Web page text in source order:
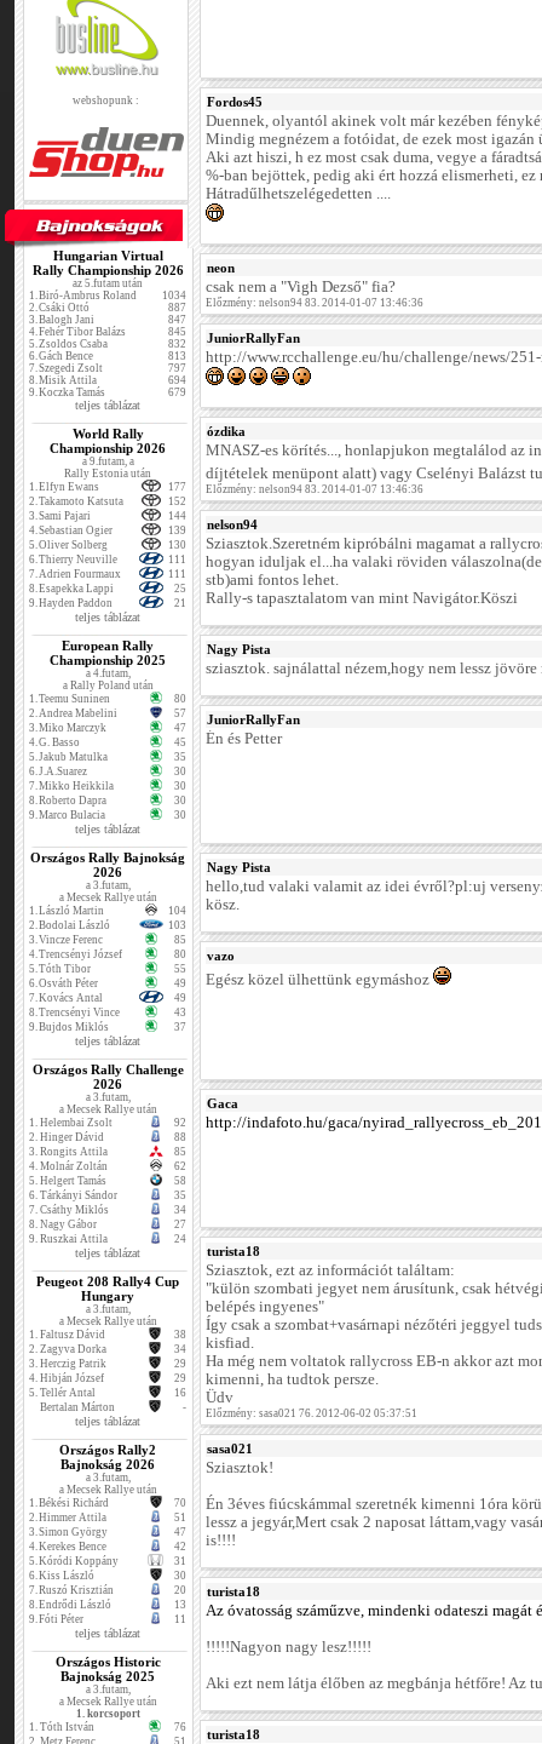
webshopunk :
Hungarian Virtual
Rally Championship 2026
az 5.futam után
1.Biró-Ambrus Roland
1034
2.Csáki Ottó
887
3.Balogh Jani
847
4.Fehér Tibor Balázs
845
5.Zsoldos Csaba
832
6.Gách Bence
813
7.Szegedi Zsolt
797
8.Misik Attila
694
9.Koczka Tamás 679
teljes táblázat
World Rally
Championship 2026
a 9.futam, a
Rally Estonia után
1.Elfyn Ewans
177
2.Takamoto Katsuta
152
3.Sami Pajari
144
4.Sebastian Ogier
139
5.Oliver Solberg
130
6.Thierry Neuville
111
7.Adrien Fourmaux
111
8.Esapekka Lappi
25
9.Hayden Paddon 21
teljes táblázat
European Rally
Championship 2025
a 4.futam,
a Rally Poland után
1.Teemu Suninen
80
2.Andrea Mabelini
57
3.Miko Marczyk
47
4.G. Basso
45
5.Jakub Matulka
35
6.J.A.Suarez
30
7.Mikko Heikkila
30
8.Roberto Dapra
30
9.Marco Bulacia 30
teljes táblázat
Országos Rally Bajnokság
2026
a 3.futam,
a Mecsek Rallye után
1.László Martin
104
2.Bodolai László
103
3.Vincze Ferenc
85
4.Trencsényi József
80
5.Tóth Tibor
55
6.Osváth Péter
49
7.Kovács Antal
49
8.Trencsényi Vince
43
9.Bujdos Miklós 37
teljes táblázat
Országos Rally Challenge
2026
a 3.futam,
a Mecsek Rallye után
1. Helembai Zsolt
92
2. Hinger Dávid
88
3. Rongits Attila
85
4. Molnár Zoltán
62
5. Helgert Tamás
58
6. Tárkányi Sándor
35
7. Csáthy Miklós
34
8. Nagy Gábor
27
9. Ruszkai Attila 24
teljes táblázat
Peugeot 208 Rally4 Cup
Hungary
a 3.futam,
a Mecsek Rallye után
1. Faltusz Dávid
38
2. Zagyva Dorka
34
3. Herczig Patrik
29
4. Hibján József
29
5. Tellér Antal
16
Bertalan Márton
-
teljes táblázat
Országos Rally2
Bajnokság 2026
a 3.futam,
a Mecsek Rallye után
1.Békési Richárd
70
2.Himmer Attila
51
3.Simon György
47
4.Kerekes Bence
42
5.Kóródi Koppány
31
6.Kiss László
30
7.Ruszó Krisztián
20
8.Endrődi László
13
9.Fóti Péter 11
teljes táblázat
Országos Historic
Bajnokság 2025
a 3.futam,
a Mecsek Rallye után
1. korcsoport
1. Tóth István
76
2. Metz Ferenc 51
Fordos45
Duennek, olyantól akinek volt már kezében
Mindig megnézem a fotóidat, de ezek most igazán
Aki azt hiszi, h ez most csak duma, vegye a
%-ban bejöttek, pedig aki ért hozzá elismerheti, ez
Hátradűlhetszelégedetten ....
neon
csak nem a "Vigh Dezső" fia?
Előzmény: nelson94 83. 2014-01-07 13:46:36
JuniorRallyFan
http://www.rcchallenge.eu/hu/challenge/news/
ózdika
MNASZ-es körítés..., honlapjukon megtalálod az
díjtételek menüpont alatt) vagy Cselényi Balázst
Előzmény: nelson94 83. 2014-01-07 13:46:36
nelson94
Sziasztok.Szeretném kipróbálni magamat a
hogyan iduljak el...ha valaki röviden
stb)ami fontos lehet.
Rally-s tapasztalatom van mint Navigátor.Köszi
Nagy Pista
sziasztok. sajnálattal nézem,hogy nem lessz
JuniorRallyFan
Én és Petter
Nagy Pista
hello,tud valaki valamit az idei évről?pl:uj
kösz.
vazo
Egész közel ülhettünk egymáshoz
Gaca
http://indafoto.hu/gaca/
turista18
Sziasztok, ezt az információt találtam:
"külön szombati jegyet nem árusítunk, csak
belépés ingyenes"
Így csak a szombat+vasárnapi nézőtéri jeggyel
kisfiad.
Ha még nem voltatok rallycross EB-n akkor azt
kimenni, ha tudtok persze.
Üdv
Előzmény: sasa021 76. 2012-06-02 05:37:51
sasa021
Sziasztok!
Én 3éves fiúcskámmal szeretnék kimenni 1óra
lessz a jegyár,Mert csak 2 naposat láttam,vagy
is!!!!
turista18
Az óvatosság száműzve, mindenki odateszi magát
!!!!!Nagyon nagy lesz!!!!!
Aki ezt nem látja élőben az megbánja hétfőre! Az
turista18